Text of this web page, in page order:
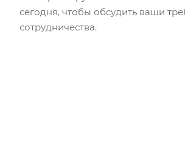
сегодня, чтобы обсудить ваши
сотрудничества.